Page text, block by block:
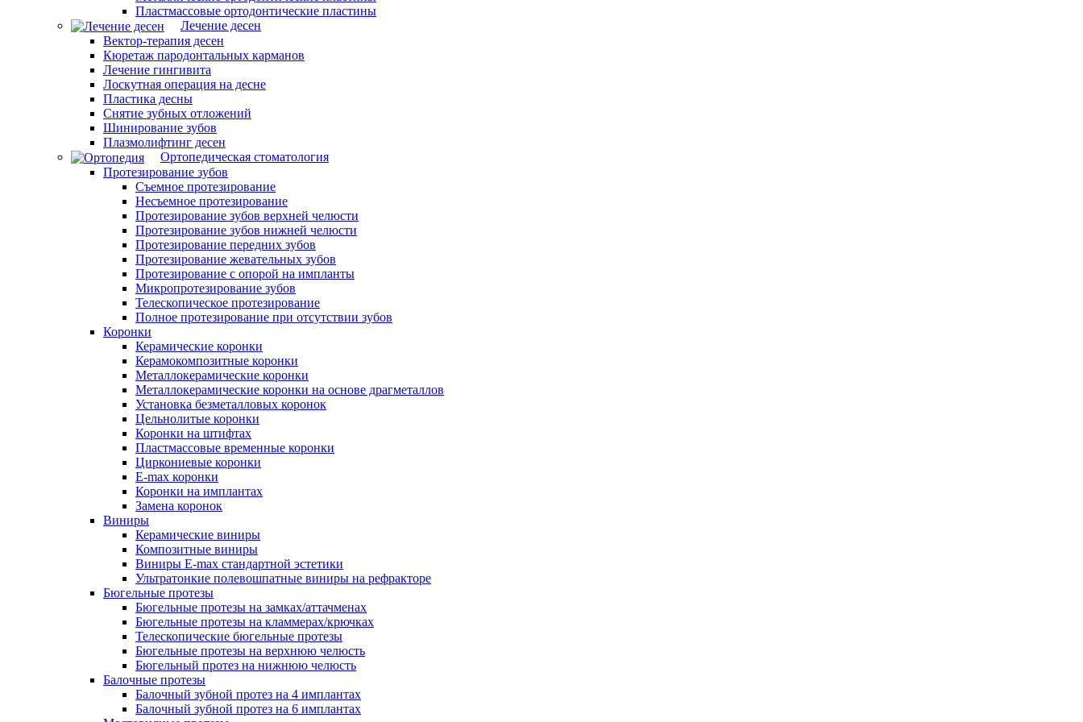
Пластмассовые ортодонтические пластины
Лечение десен
Вектор-терапия десен
Кюретаж пародонтальных карманов
Лечение гингивита
Лоскутная операция на десне
Пластика десны
Снятие зубных отложений
Шинирование зубов
Плазмолифтинг десен
Ортопедическая стоматология
Протезирование зубов
Съемное протезирование
Несъемное протезирование
Протезирование зубов верхней челюсти
Протезирование зубов нижней челюсти
Протезирование передних зубов
Протезирование жевательных зубов
Протезирование с опорой на импланты
Микропротезирование зубов
Телескопическое протезирование
Полное протезирование при отсутствии зубов
Коронки
Керамические коронки
Керамокомпозитные коронки
Металлокерамические коронки
Металлокерамические коронки на основе драгметаллов
Установка безметалловых коронок
Цельнолитые коронки
Коронки на штифтах
Пластмассовые временные коронки
Циркониевые коронки
E-max коронки
Коронки на имплантах
Замена коронок
Виниры
Керамические виниры
Композитные виниры
Виниры E-max стандартной эстетики
Ультратонкие полевошпатные виниры на рефракторе
Бюгельные протезы
Бюгельные протезы на замках/аттачменах
Бюгельные протезы на кламмерах/крючках
Телескопические бюгельные протезы
Бюгельные протезы на верхнюю челюсть
Бюгельный протез на нижнюю челюсть
Балочные протезы
Балочный зубной протез на 4 имплантах
Балочный зубной протез на 6 имплантах